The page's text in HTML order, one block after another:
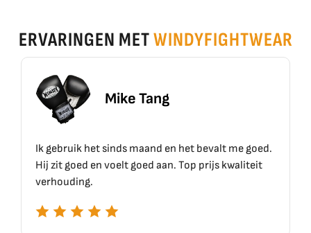
ERVARINGEN METWINDYFIGHTWEAR
Mike Tang
Ik gebruik het sinds maand en het bevalt me goed.
Hij zit goed en voelt goed aan. Top prijs kwaliteit
verhouding.